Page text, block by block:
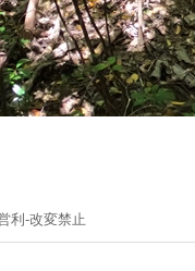
利-改変禁止